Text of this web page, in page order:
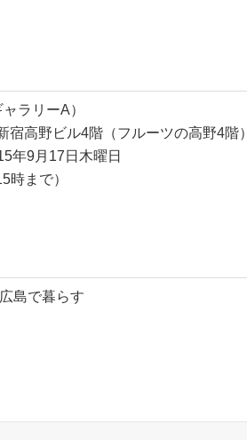
ラリーA）
宿高野ビル4階（フルーツの高野4階）
年9月17日木曜日
時まで）
島で暮らす